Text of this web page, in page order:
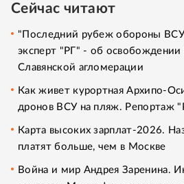
Сейчас читают
"Последний рубеж обороны
эксперт "РГ" - об освобождении
Славянской агломерации
Как живет курортная Архипо-
дронов ВСУ на пляж. Репортаж
Карта высоких зарплат-2026.
платят больше, чем в Москве
Война и мир Андрея Заренина.